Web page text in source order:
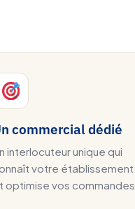
commercial dédié
interlocuteur unique qui
votre établissement
optimise vos commandes.